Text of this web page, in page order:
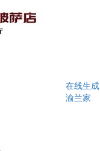
在线生成
渝兰家